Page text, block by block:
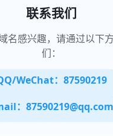
联系我们
名感兴趣，请通过以下
们：
WeChat：87590219
：87590219@qq.com